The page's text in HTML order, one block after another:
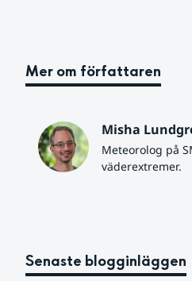
Mer om författaren
Misha
Meteorolog på
väderextremer.
Senaste blogginläggen